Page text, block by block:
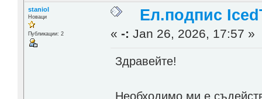
staniol
Новаци
Публикации: 2
Ел.подпис
«-: Jan 26, 2026, 17:57 »
Здравейте!
Необходимо ми е